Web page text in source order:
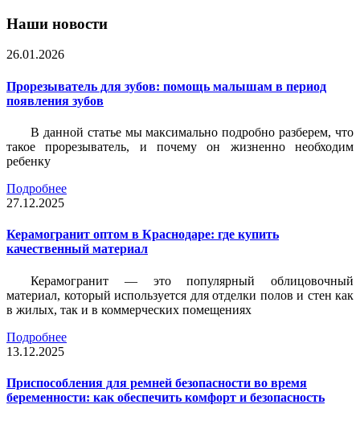
Наши новости
26.01.2026
Прорезыватель для зубов: помощь малышам в период
появления зубов
В данной статье мы максимально подробно разберем, что
такое прорезыватель, и почему он жизненно необходим
ребенку
Подробнее
27.12.2025
Керамогранит оптом в Краснодаре: где купить
качественный материал
Керамогранит — это популярный облицовочный
материал, который используется для отделки полов и стен как
в жилых, так и в коммерческих помещениях
Подробнее
13.12.2025
Приспособления для ремней безопасности во время
беременности: как обеспечить комфорт и безопасность